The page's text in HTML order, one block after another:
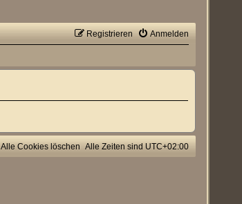
Anmelden
Registrieren
Alle Zeiten sind UTC+02:00
Alle Cookies löschen